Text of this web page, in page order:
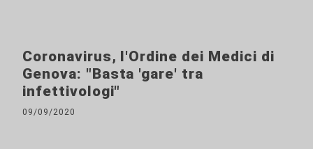
Coronavirus, l'Ordine dei Medici di
Genova: "Basta 'gare' tra
infettivologi"
09/09/2020